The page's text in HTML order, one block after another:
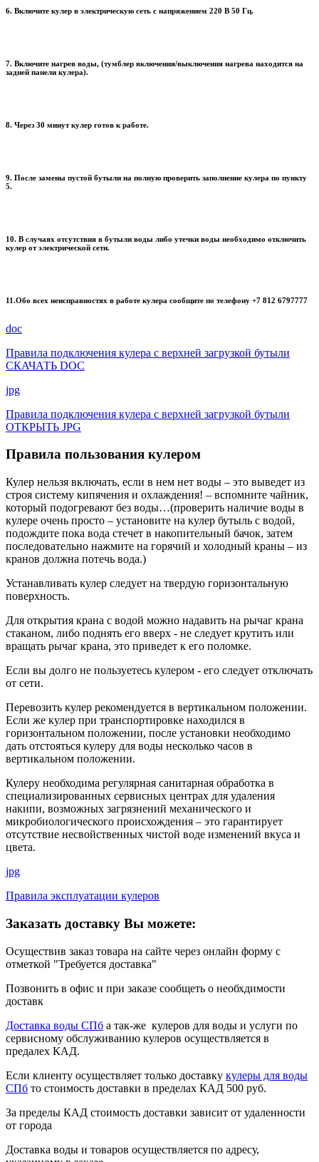
6. Включите кулер в электрическую сеть с напряжением 220 В 50 Гц.
7. Включите нагрев воды, (тумблер включения/выключения нагрева находится на
задней панели кулера).
8. Через 30 минут кулер готов к работе.
9. После замены пустой бутыли на полную проверить заполнение кулера по пункту
5.
10. В случаях отсутствия в бутыли воды либо утечки воды необходимо отключить
кулер от электрической сети.
11.Обо всех неисправностях в работе кулера сообщите по телефону +7 812 6797777
doc
Правила подключения кулера с верхней загрузкой бутыли
СКАЧАТЬ DOC
jpg
Правила подключения кулера с верхней загрузкой бутыли
ОТКРЫТЬ JPG
Правила пользования кулером
Кулер нельзя включать, если в нем нет воды – это выведет из
строя систему кипячения и охлаждения! – вспомните чайник,
который подогревают без воды…(проверить наличие воды в
кулере очень просто – установите на кулер бутыль с водой,
подождите пока вода стечет в накопительный бачок, затем
последовательно нажмите на горячий и холодный краны – из
кранов должна потечь вода.)
Устанавливать кулер следует на твердую горизонтальную
поверхность.
Для открытия крана с водой можно надавить на рычаг крана
стаканом, либо поднять его вверх - не следует крутить или
вращать рычаг крана, это приведет к его поломке.
Если вы долго не пользуетесь кулером - его следует отключать
от сети.
Перевозить кулер рекомендуется в вертикальном положении.
Если же кулер при транспортировке находился в
горизонтальном положении, после установки необходимо
дать отстояться кулеру для воды несколько часов в
вертикальном положении.
Кулеру необходима регулярная санитарная обработка в
специализированных сервисных центрах для удаления
накипи, возможных загрязнений механического и
микробиологического происхождения – это гарантирует
отсутствие несвойственных чистой воде изменений вкуса и
цвета.
jpg
Правила эксплуатации кулеров
Заказать доставку Вы можете:
Осуществив заказ товара на сайте через онлайн форму с
отметкой "Требуется доставка"
Позвонить в офис и при заказе сообщеть о необхдимости
доставк
Доставка воды СПб а так-же кулеров для воды и услуги по
сервисному обслуживанию кулеров осуществляется в
предалех КАД.
Если клиенту осуществляет только доставку кулеры для воды
СПб то стоимость доставки в пределах КАД 500 руб.
За пределы КАД стоимость доставки зависит от удаленности
от города
Доставка воды и товаров осуществляется по адресу,